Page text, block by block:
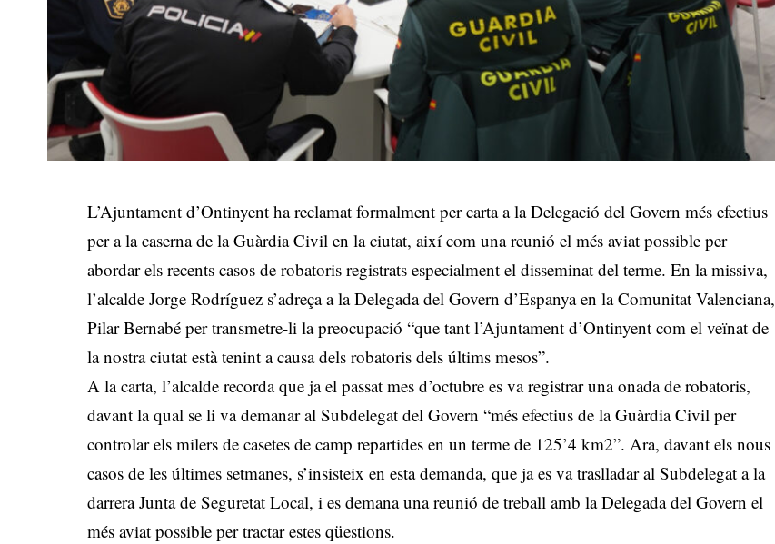
L’Ajuntament d’Ontinyent ha reclamat formalment per carta a la Delegació del Govern més efectius
per a la caserna de la Guàrdia Civil en la ciutat, així com una reunió el més aviat possible per
abordar els recents casos de robatoris registrats especialment el disseminat del terme. En la missiva,
l’alcalde Jorge Rodríguez s’adreça a la Delegada del Govern d’Espanya en la Comunitat Valenciana,
Pilar Bernabé per transmetre-li la preocupació “que tant l’Ajuntament d’Ontinyent com el veïnat de
la nostra ciutat està tenint a causa dels robatoris dels últims mesos”.
A la carta, l’alcalde recorda que ja el passat mes d’octubre es va registrar una onada de robatoris,
davant la qual se li va demanar al Subdelegat del Govern “més efectius de la Guàrdia Civil per
controlar els milers de casetes de camp repartides en un terme de 125’4 km2”. Ara, davant els nous
casos de les últimes setmanes, s’insisteix en esta demanda, que ja es va traslladar al Subdelegat a la
darrera Junta de Seguretat Local, i es demana una reunió de treball amb la Delegada del Govern el
més aviat possible per tractar estes qüestions.